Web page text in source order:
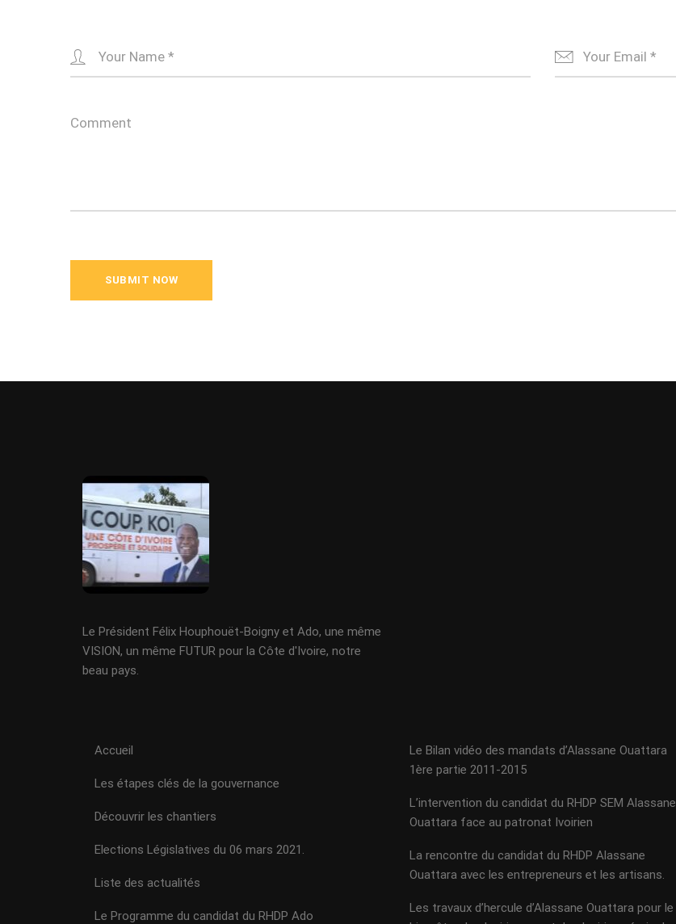
Le Président Félix Houphouët-Boigny et Ado, une même
VISION, un même FUTUR pour la Côte d'Ivoire, notre
beau pays.
Accueil
Les étapes clés de la gouvernance
Découvrir les chantiers
Elections Législatives du 06 mars 2021.
Liste des actualités
Le Programme du candidat du RHDP Ado
Le Bilan vidéo des mandats d’Alassane Ouattara
1ère partie 2011-2015
L’intervention du candidat du RHDP SEM Alassane
Ouattara face au patronat Ivoirien
La rencontre du candidat du RHDP Alassane
Ouattara avec les entrepreneurs et les artisans.
Les travaux d’hercule d’Alassane Ouattara pour le